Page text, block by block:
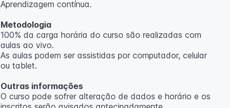
Aprendizagem contínua.
Metodologia
100% da carga horária do curso são realizadas com
aulas ao vivo.
As aulas podem ser assistidas por computador, celular
ou tablet.
Outras informações
O curso pode sofrer alteração de dados e horário e os